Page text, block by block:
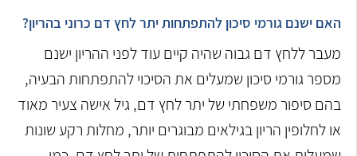
האם ישנם גורמי סיכון להתפתחות יתר לחץ דם כרוני בהריון?
מעבר ללחץ דם גבוה שהיה קיים עוד לפני ההריון ישנם
מספר גורמי סיכון שמעלים את הסיכוי להתפתחות הבעיה,
בהם סיפור משפחתי של יתר לחץ דם, גיל אישה צעיר מאוד
או לחלופין הריון בגילאים מבוגרים יותר, מחלות רקע שונות